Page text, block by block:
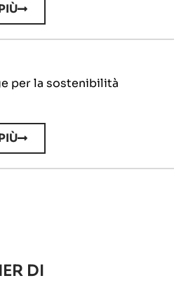
per la sostenibilità
DI